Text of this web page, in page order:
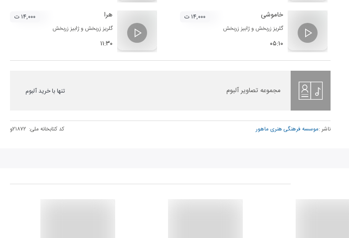
خاموشی
گلریز زربخش وژابیز زربخش
۰۵:۱۰
۱۴,۰۰۰ ت هرا
گلریز زربخش وژابیز زربخش
۱۱:۳۰
۱۴,۰۰۰ ت
مجموعه تصاویر آلبوم تنها با خرید آلبوم
ناشر :موسسه فرهنگی هنری ماهور کد کتابخانه ملی: ۲۱۸۷۲و